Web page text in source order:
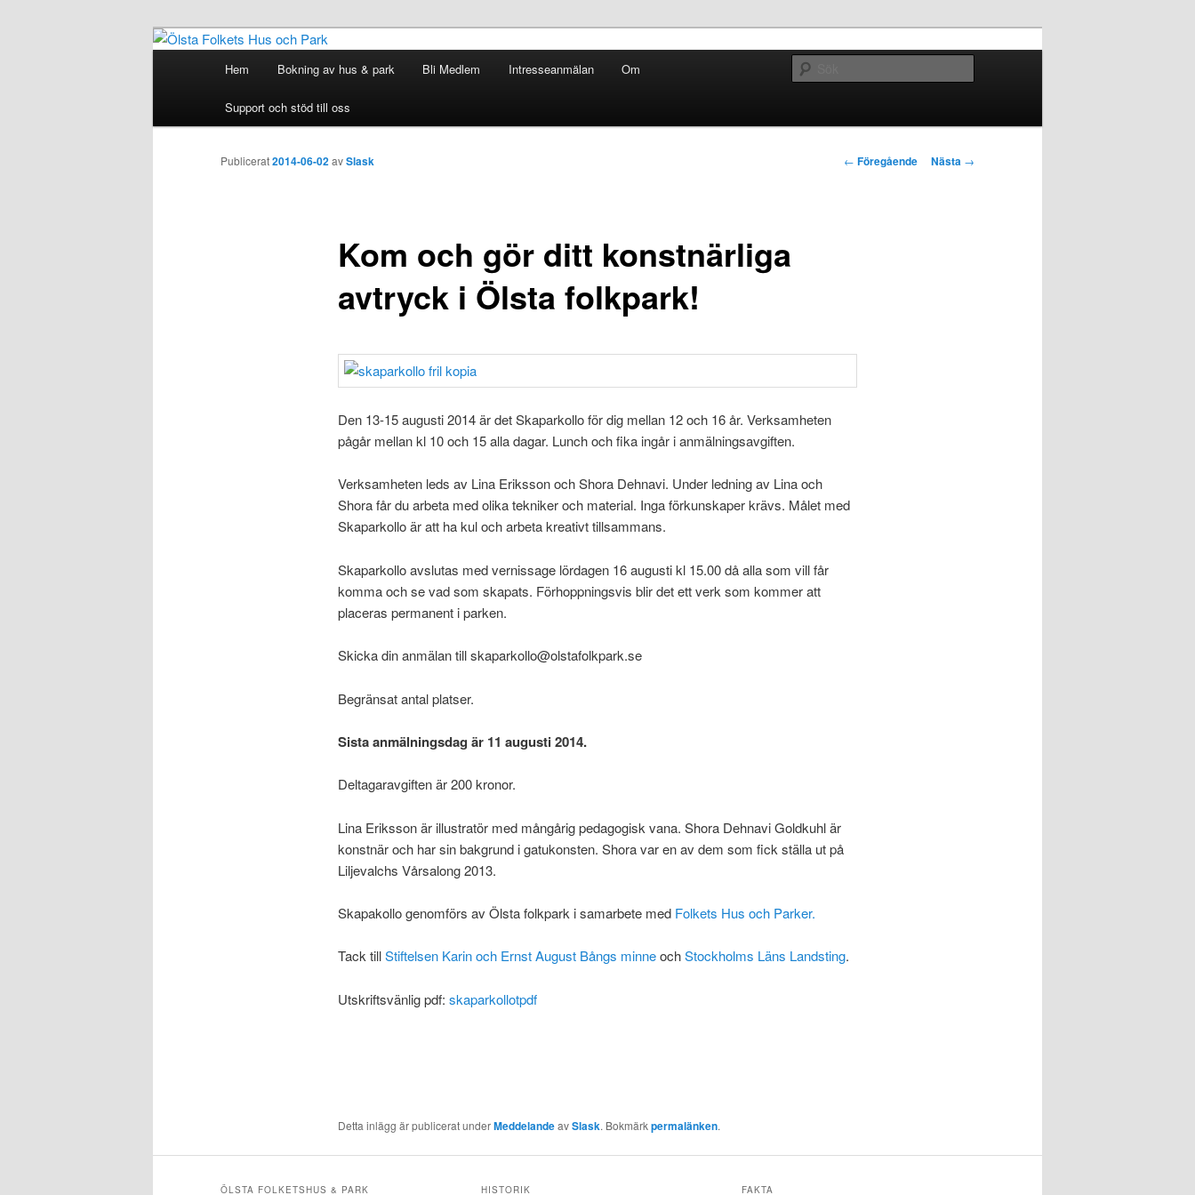
Ölsta Folkets Hus och Park
Hem Bokning av hus & park Bli Medlem Intresseanmälan Om
Support och stöd till oss
Inläggsnavigering
← Föregående Nästa →
Kom och gör ditt konstnärliga
avtryck i Ölsta folkpark!
Publicerat2014-06-02avSlask
Den 13-15 augusti 2014 är det Skaparkollo för dig mellan 12 och 16 år. Verksamheten
pågår mellan kl 10 och 15 alla dagar. Lunch och fika ingår i anmälningsavgiften.
Verksamheten leds av Lina Eriksson och Shora Dehnavi. Under ledning av Lina och
Shora får du arbeta med olika tekniker och material. Inga förkunskaper krävs. Målet med
Skaparkollo är att ha kul och arbeta kreativt tillsammans.
Skaparkollo avslutas med vernissage lördagen 16 augusti kl 15.00 då alla som vill får
komma och se vad som skapats. Förhoppningsvis blir det ett verk som kommer att
placeras permanent i parken.
Skicka din anmälan till skaparkollo@olstafolkpark.se
Begränsat antal platser.
Sista anmälningsdag är 11 augusti 2014.
Deltagaravgiften är 200 kronor.
Lina Eriksson är illustratör med mångårig pedagogisk vana. Shora Dehnavi Goldkuhl är
konstnär och har sin bakgrund i gatukonsten. Shora var en av dem som fick ställa ut på
Liljevalchs Vårsalong 2013.
Skapakollo genomförs av Ölsta folkpark i samarbete med Folkets Hus och Parker.
Tack tillStiftelsen Karin och Ernst August Bångs minneochStockholms Läns Landsting.
Utskriftsvänlig pdf: skaparkollotpdf
Detta inlägg är publicerat underMeddelandeavSlask. Bokmärkpermalänken.
ÖLSTA FOLKETSHUS & PARK HISTORIK FAKTA